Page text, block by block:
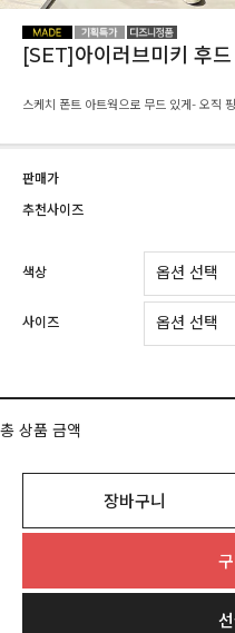
[SET]아이러브미키 후
스케치 폰트 아트웍으로 무드 있게- 오직
판매가
추천사이즈
색상
사이즈
총 상품 금액
장바구니